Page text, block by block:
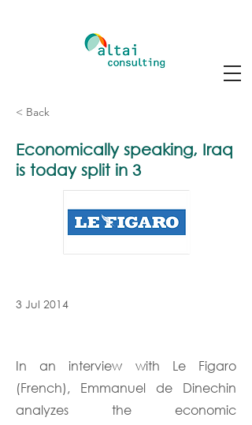
< Back
Economically speaking, Iraq
is today split in 3
3 Jul 2014
In an interview with Le Figaro
(French), Emmanuel de Dinechin
analyzes the economic